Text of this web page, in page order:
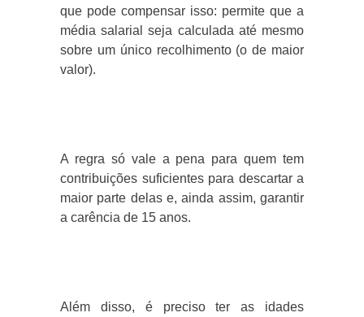
que pode compensar isso: permite que a
média salarial seja calculada até mesmo
sobre um único recolhimento (o de maior
valor).
A regra só vale a pena para quem tem
contribuições suficientes para descartar a
maior parte delas e, ainda assim, garantir
a carência de 15 anos.
Além disso, é preciso ter as idades